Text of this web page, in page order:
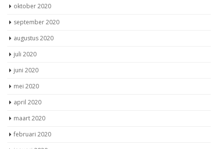
juli 2020
juni 2020
mei 2020
april 2020
maart 2020
februari 2020
januari 2020
december 2019
november 2019